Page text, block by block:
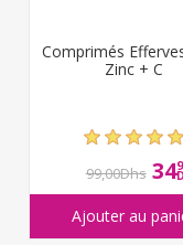
Comprimés
Zinc + C
99,00Dhs 34